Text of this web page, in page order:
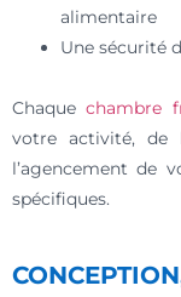
alimentaire
Une sécurité
Chaquechambre
votre activité, de
l’agencement de
spécifiques.